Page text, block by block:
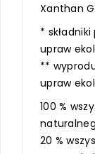
Xanthan
*
upraw
**
upraw
100 %
20 %